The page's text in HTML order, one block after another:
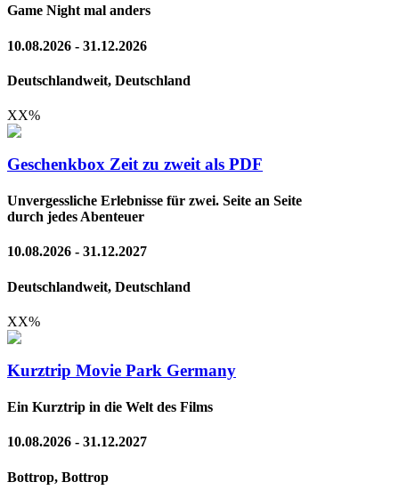
Game Night mal anders
10.08.2026 - 31.12.2026
Deutschlandweit, Deutschland
XX%
Geschenkbox Zeit zu zweit als PDF
Unvergessliche Erlebnisse für zwei. Seite an Seite
durch jedes Abenteuer
10.08.2026 - 31.12.2027
Deutschlandweit, Deutschland
XX%
Kurztrip Movie Park Germany
Ein Kurztrip in die Welt des Films
10.08.2026 - 31.12.2027
Bottrop, Bottrop